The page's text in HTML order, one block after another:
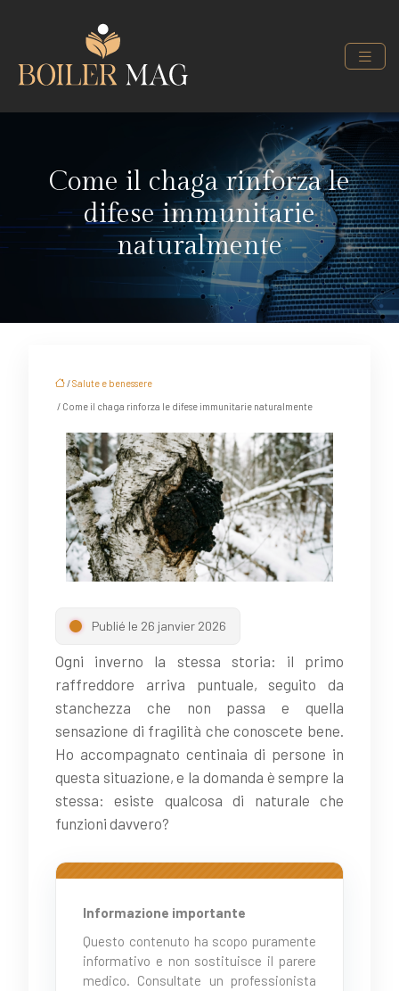
Come il chaga rinforza le
difese immunitarie
naturalmente
/Salute e benessere
/ Come il chaga rinforza le difese immunitarie naturalmente
Publié le 26 janvier 2026
Ogni inverno la stessa storia: il primo
raffreddore arriva puntuale, seguito da
stanchezza che non passa e quella
sensazione di fragilità che conoscete bene.
Ho accompagnato centinaia di persone in
questa situazione, e la domanda è sempre la
stessa: esiste qualcosa di naturale che
funzioni davvero?
Informazione importante
Questo contenuto ha scopo puramente
informativo e non sostituisce il parere
medico. Consultate un professionista